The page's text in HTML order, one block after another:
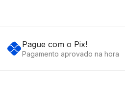
Pague com o Pix!
Pagamento aprovado na hora